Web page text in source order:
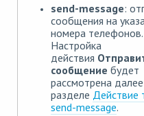
send-message:
сообщения на
номера телефонов.
Настройка
действия
сообщение будет
рассмотрена
разделе Действие
send-message.